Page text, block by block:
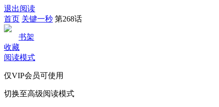
退出阅读
首页 关键一秒 第268话
书架
收藏
阅读模式
仅VIP会员可使用
切换至高级阅读模式